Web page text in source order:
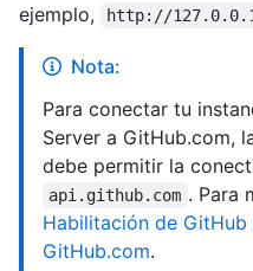
ejemplo,
http://
Nota:
Para conectar tu
Server a GitHub.com,
debe permitir la
api.github.com . Para
Habilitación de GitHub
GitHub.com.